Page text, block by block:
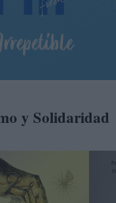
y Solidaridad